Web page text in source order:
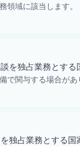
領域に該当します。
を独占業務とす
で関与する場合があ
独占業務とする国